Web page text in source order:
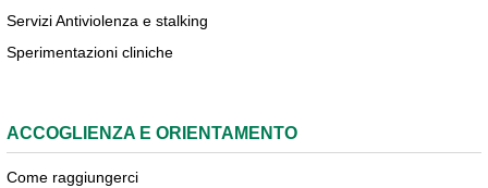
Servizi Antiviolenza e stalking
Sperimentazioni cliniche
ACCOGLIENZA E ORIENTAMENTO
Come raggiungerci